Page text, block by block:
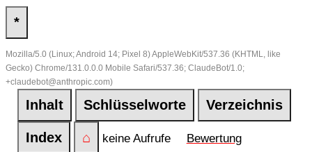
*
Mozilla/5.0 (Linux; Android 14; Pixel 8) AppleWebKit/537.36 (KHTML, like
Gecko) Chrome/131.0.0.0 Mobile Safari/537.36; ClaudeBot/1.0;
+claudebot@anthropic.com)
Inhalt Schlüsselworte Verzeichnis
Index ⌂ keine Aufrufe Bewertung